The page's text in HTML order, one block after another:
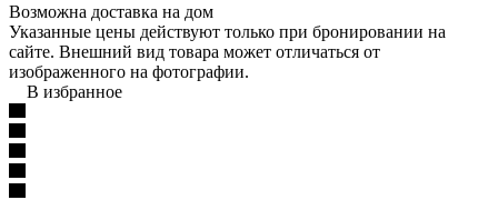
Возможна доставка на дом
Указанные цены действуют только при бронировании на
сайте. Внешний вид товара может отличаться от
изображенного на фотографии.
В избранное